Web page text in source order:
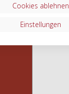
Cookies ablehnen
Einstellungen